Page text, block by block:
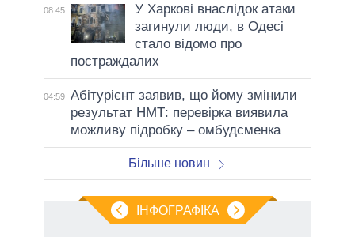
08:45
У Харкові внаслідок атаки
загинули люди, в Одесі
стало відомо про
постраждалих
04:59 Абітурієнт заявив, що йому змінили
результат НМТ: перевірка виявила
можливу підробку – омбудсменка
Більше новин
ІНФОГРАФІКА